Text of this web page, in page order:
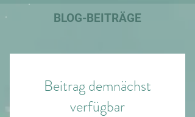
BLOG-BEITRÄGE
Beitrag demnächst
verfügbar